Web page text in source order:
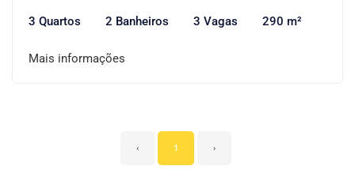
3 Quartos 2 Banheiros 3 Vagas 290 m²
Mais informações
‹ 1 ›